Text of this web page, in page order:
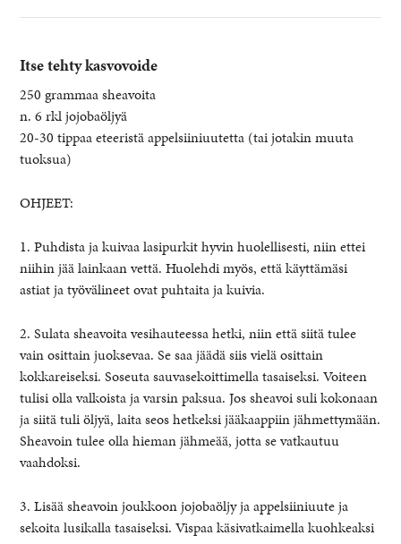
Itse tehty kasvovoide
250 grammaa sheavoita
n. 6 rkl jojobaöljyä
20-30 tippaa eteeristä appelsiiniuutetta (tai jotakin muuta
tuoksua)
OHJEET:
1. Puhdista ja kuivaa lasipurkit hyvin huolellisesti, niin ettei
niihin jää lainkaan vettä. Huolehdi myös, että käyttämäsi
astiat ja työvälineet ovat puhtaita ja kuivia.
2. Sulata sheavoita vesihauteessa hetki, niin että siitä tulee
vain osittain juoksevaa. Se saa jäädä siis vielä osittain
kokkareiseksi. Soseuta sauvasekoittimella tasaiseksi. Voiteen
tulisi olla valkoista ja varsin paksua. Jos sheavoi suli kokonaan
ja siitä tuli öljyä, laita seos hetkeksi jääkaappiin jähmettymään.
Sheavoin tulee olla hieman jähmeää, jotta se vatkautuu
vaahdoksi.
3. Lisää sheavoin joukkoon jojobaöljy ja appelsiiniuute ja
sekoita lusikalla tasaiseksi. Vispaa käsivatkaimella kuohkeaksi